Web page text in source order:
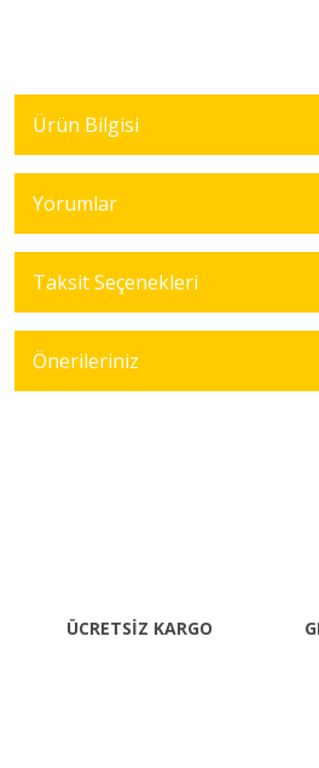
Ürün Bilgisi
Yorumlar
Taksit Seçenekleri
Önerileriniz
ÜCRETSİZ KARGO